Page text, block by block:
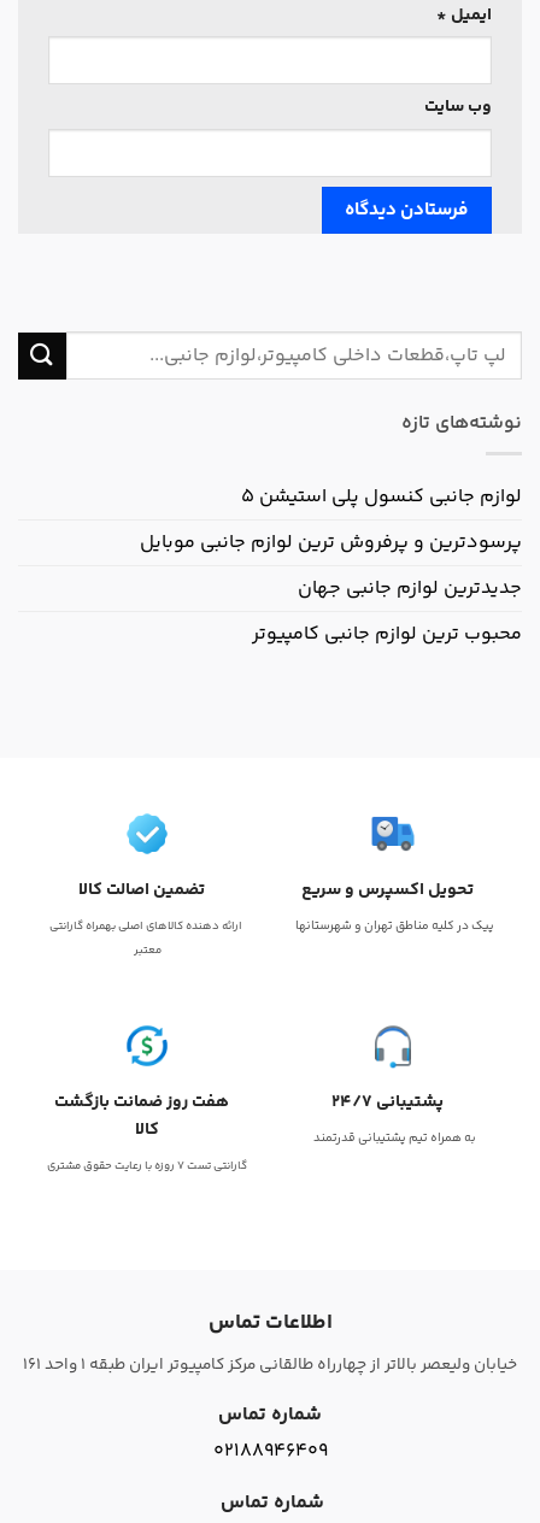
ایمیل*
وب‌ سایت
نوشته‌های تازه
لوازم جانبی کنسول پلی استیشن ۵
پرسودترین و پرفروش ترین لوازم جانبی موبایل
جدیدترین لوازم جانبی جهان
محبوب ترین لوازم جانبی کامپیوتر
تحویل اکسپرس و سریع
پیک در کلیه مناطق تهران و شهرستانها
تضمین اصالت کالا
ارائه دهنده کالاهای اصلی بهمراه گارانتی
معتبر
پشتیبانی 24/7
به همراه تیم پشتیبانی قدرتمند
هفت روز ضمانت بازگشت
کالا
گارانتی تست 7 روزه با رعایت حقوق مشتری
اطلاعات تماس
خیابان ولیعصر بالاتر از چهارراه طالقانی مرکز کامپیوتر ایران طبقه 1 واحد 161
شماره تماس
02188946409
شماره تماس